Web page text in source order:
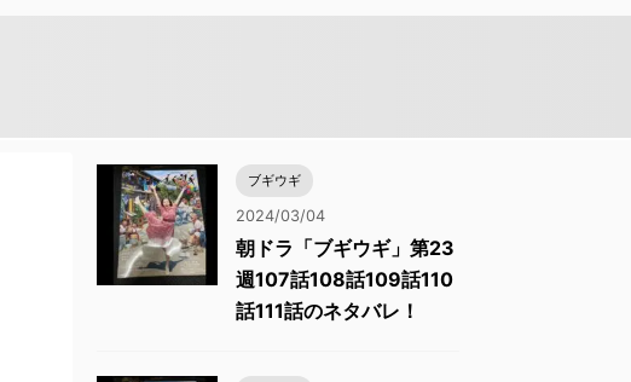
ブギウギ
2024/03/04
朝ドラ「ブギウギ」第23
週107話108話109話110
話111話のネタバレ！